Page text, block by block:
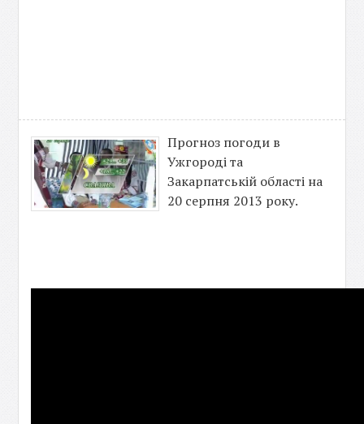
Прогноз погоди в
Ужгороді та
Закарпатській області на
20 серпня 2013 року.